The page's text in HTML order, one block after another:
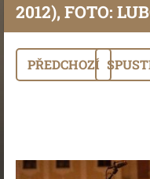
2012), FOTO:
PŘEDCHOZÍ